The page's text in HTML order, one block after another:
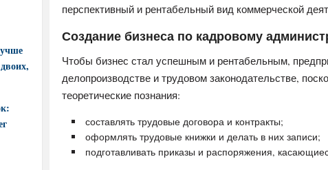
перспективный и рентабельный вид коммерческой
Создание бизнеса по кадровому
Чтобы бизнес стал успешным и рентабельным,
делопроизводстве и трудовом законодательстве,
теоретические познания:
составлять трудовые договора и контракты;
оформлять трудовые книжки и делать в них записи;
подготавливать приказы и распоряжения,